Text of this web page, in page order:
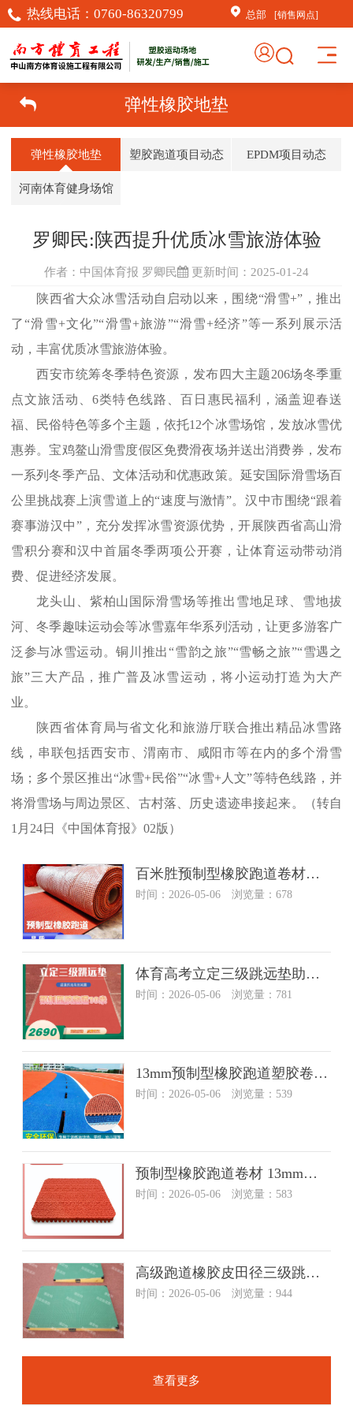
热线电话： 0760-86320799 总部 [销售网点]
弹性橡胶地垫
弹性橡胶地垫 塑胶跑道项目动态 EPDM项目动态
河南体育健身场馆
罗卿民:陕西提升优质冰雪旅游体验
作者：中国体育报 罗卿民
更新时间：2025-01-24
陕西省大众冰雪活动自启动以来，围绕“滑雪+”，推出
了“滑雪+文化”“滑雪+旅游”“滑雪+经济”等一系列展示活
动，丰富优质冰雪旅游体验。
西安市统筹冬季特色资源，发布四大主题206场冬季重
点文旅活动、6类特色线路、百日惠民福利，涵盖迎春送
福、民俗特色等多个主题，依托12个冰雪场馆，发放冰雪优
惠券。宝鸡鳌山滑雪度假区免费滑夜场并送出消费券，发布
一系列冬季产品、文体活动和优惠政策。延安国际滑雪场百
公里挑战赛上演雪道上的“速度与激情”。汉中市围绕“跟着
赛事游汉中”，充分发挥冰雪资源优势，开展陕西省高山滑
雪积分赛和汉中首届冬季两项公开赛，让体育运动带动消
费、促进经济发展。
龙头山、紫柏山国际滑雪场等推出雪地足球、雪地拔
河、冬季趣味运动会等冰雪嘉年华系列活动，让更多游客广
泛参与冰雪运动。铜川推出“雪韵之旅”“雪畅之旅”“雪遇之
旅”三大产品，推广普及冰雪运动，将小运动打造为大产
业。
陕西省体育局与省文化和旅游厅联合推出精品冰雪路
线，串联包括西安市、渭南市、咸阳市等在内的多个滑雪
场；多个景区推出“冰雪+民俗”“冰雪+人文”等特色线路，并
将滑雪场与周边景区、古村落、历史遗迹串接起来。（转自
1月24日《中国体育报》02版）
百米胜预制型橡胶跑道卷材体育运动操场弹性运动地材学校塑胶跑道
时间：2026-05-06 浏览量：678
体育高考立定三级跳远垫助跑道沙坑起跳垫预制型室内外成品跑道垫
时间：2026-05-06 浏览量：781
13mm预制型橡胶跑道塑胶卷材室外学校运动卷材成品塑胶跑道卷材
时间：2026-05-06 浏览量：539
预制型橡胶跑道卷材 13mm厚 厚度可定制 全国可上门施工
时间：2026-05-06 浏览量：583
高级跑道橡胶皮田径三级跳远板比赛沙坑三级跳远跳高踏板助跳板
时间：2026-05-06 浏览量：944
查看更多